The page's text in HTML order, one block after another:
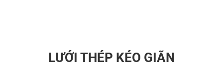
LƯỚI THÉP KÉO GIÃN